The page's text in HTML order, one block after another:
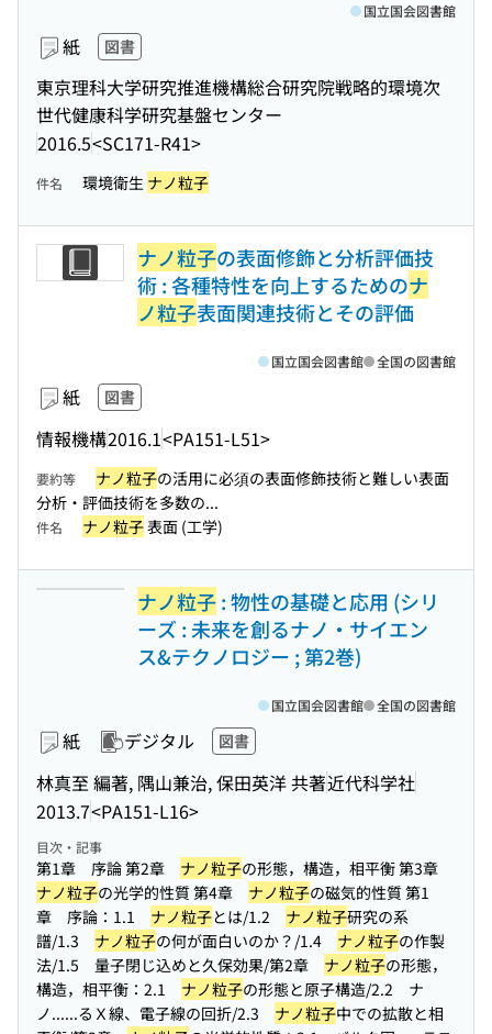
紙 図書
東京理科大学研究推進機構総合研究院戦略的環境次
世代健康科学研究基盤センター
2016.5<SC171-R41>
国立国会図書館
件名 環境衛生 ナノ粒子
ナノ粒子の表面修飾と分析評価技
術 : 各種特性を向上するためのナ
ノ粒子表面関連技術とその評価
紙 図書
情報機構2016.1<PA151-L51>
国立国会図書館 全国の図書館
要約等 ナノ粒子の活用に必須の表面修飾技術と難しい表面
分析・評価技術を多数の...
件名 ナノ粒子表面 (工学)
ナノ粒子: 物性の基礎と応用 (シリ
ーズ : 未来を創るナノ・サイエン
ス&テクノロジー ; 第2巻)
紙 デジタル 図書
林真至 編著, 隅山兼治, 保田英洋 共著近代科学社
2013.7<PA151-L16>
国立国会図書館 全国の図書館
目次・記事
第1章 序論 第2章 ナノ粒子の形態，構造，相平衡 第3章
ナノ粒子の光学的性質 第4章 ナノ粒子の磁気的性質 第1
章 序論：1.1 ナノ粒子とは/1.2 ナノ粒子研究の系
譜/1.3 ナノ粒子の何が面白いのか？/1.4 ナノ粒子の作製
法/1.5 量子閉じ込めと久保効果/第2章 ナノ粒子の形態，
構造，相平衡：2.1 ナノ粒子の形態と原子構造/2.2 ナ
ノ......るＸ線、電子線の回折/2.3 ナノ粒子中での拡散と相